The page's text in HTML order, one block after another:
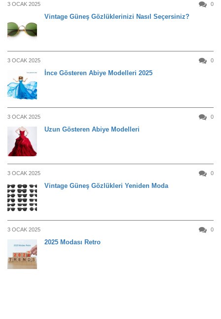
3 OCAK 2025 0
Vintage Güneş Gözlüklerinizi Nasıl Seçersiniz?
3 OCAK 2025 0
İnce Gösteren Abiye Modelleri 2025
3 OCAK 2025 0
Uzun Gösteren Abiye Modelleri
3 OCAK 2025 0
Vintage Güneş Gözlükleri Yeniden Moda
3 OCAK 2025 0
2025 Modası Retro